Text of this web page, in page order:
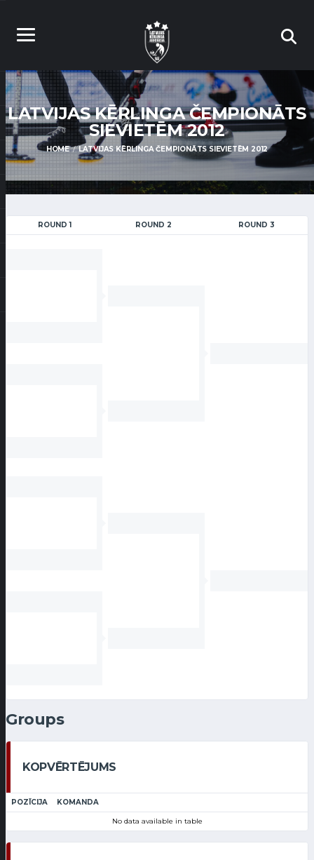
LATVIJAS KĒRLINGA ČEMPIONĀTS
SIEVIETĒM 2012
HOME LATVIJAS KĒRLINGA ČEMPIONĀTS SIEVIETĒM 2012
ROUND 1 ROUND 2 ROUND 3
Groups
KOPVĒRTĒJUMS
POZĪCIJA KOMANDA
No data available in table